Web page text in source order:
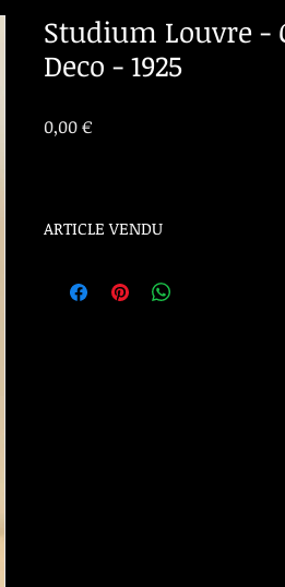
Studium Louvre -
Deco - 1925
0,00 €Prix
ARTICLE VENDU